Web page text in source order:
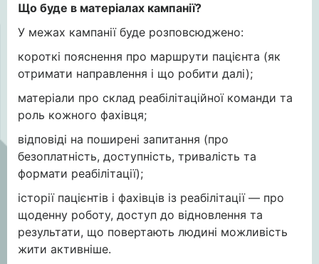
Що буде в матеріалах кампанії?
У межах кампанії буде розповсюджено:
короткі пояснення про маршрути пацієнта (як
отримати направлення і що робити далі);
матеріали про склад реабілітаційної команди та
роль кожного фахівця;
відповіді на поширені запитання (про
безоплатність, доступність, тривалість та
формати реабілітації);
історії пацієнтів і фахівців із реабілітації — про
щоденну роботу, доступ до відновлення та
результати, що повертають людині можливість
жити активніше.